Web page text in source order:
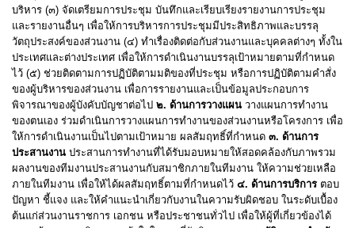
บริหาร (๓) จัดเตรียมการประชุม บันทึกและเรียบเรียงรายงานการประชุม
และรายงานอื่นๆ เพื่อให้การบริหารการประชุมมีประสิทธิภาพและบรรลุ
วัตถุประสงค์ของส่วนงาน (๔) ทำเรื่องติดต่อกับส่วนงานและบุคคลต่างๆ ทั้งใน
ประเทศและต่างประเทศ เพื่อให้การดำเนินงานบรรลุเป้าหมายตามที่กำหนด
ไว้ (๕) ช่วยติดตามการปฏิบัติตามมติของที่ประชุม หรือการปฏิบัติตามคำสั่ง
ของผู้บริหารของส่วนงาน เพื่อการรายงานและเป็นข้อมูลประกอบการ
พิจารณาของผู้บังคับบัญชาต่อไป ๒. ด้านการวางแผน วางแผนการทำงาน
ของตนเอง ร่วมดำเนินการวางแผนการทำงานของส่วนงานหรือโครงการ เพื่อ
ให้การดำเนินงานเป็นไปตามเป้าหมาย ผลสัมฤทธิ์ที่กำหนด ๓. ด้านการ
ประสานงาน ประสานการทำงานที่ได้รับมอบหมายให้สอดคล้องกับภาพรวม
ผลงานของทีมงานประสานงานกับสมาชิกภายในทีมงาน ให้ความช่วยเหลือ
ภายในทีมงาน เพื่อให้ได้ผลสัมฤทธิ์ตามที่กำหนดไว้ ๔. ด้านการบริการ ตอบ
ปัญหา ชี้แจง และให้คำแนะนำเกี่ยวกับงานในความรับผิดชอบ ในระดับเบื้อง
ต้นแก่ส่วนงานราชการ เอกชน หรือประชาชนทั่วไป เพื่อให้ผู้ที่เกี่ยวข้องได้